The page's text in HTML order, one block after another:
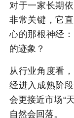
对于一家长期
非常关键，它
心的那根神经
的迹象？
从行业角度看
经进入成熟阶
会更接近市场“
自然会回落。